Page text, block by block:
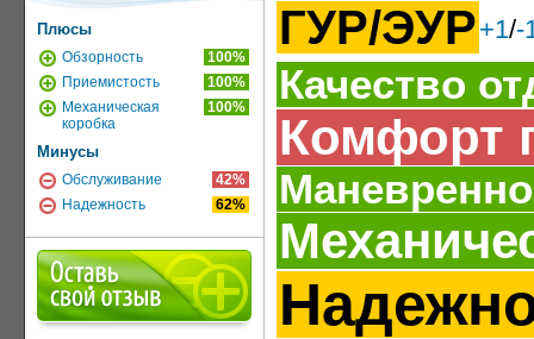
Плюсы
Обзорность
100%
Приемистость
100%
Механическая
коробка
100%
Минусы
Обслуживание
42%
Надежность
62%
ГУР/ЭУР+1/-
Качество
Комфорт